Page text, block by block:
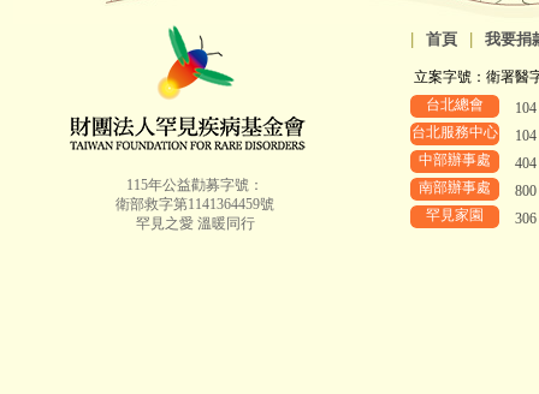
115年公益勸募字號：
衛部救字第1141364459號
罕見之愛 溫暖同行
首頁 我要捐
立案字號：衛署醫
台北總會
台北服務中心
中部辦事處
南部辦事處
罕見家園